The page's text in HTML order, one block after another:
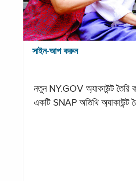
সাইন-আপ করুন
নতুন NY.GOV অ্যাকাউন্ট তৈরি
একটি SNAP অতিথি অ্যাকাউন্ট